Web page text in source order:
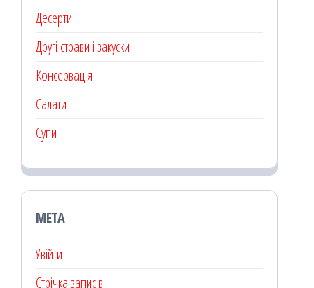
Десерти
Другі страви і закуски
Консервація
Салати
Супи
МЕТА
Увійти
Стрічка записів